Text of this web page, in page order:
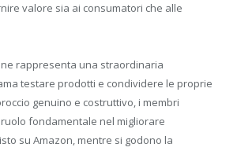
valore sia ai consumatori che alle
rappresenta una straordinaria
testare prodotti e condividere le proprie
genuino e costruttivo, i membri
fondamentale nel migliorare
su Amazon, mentre si godono la